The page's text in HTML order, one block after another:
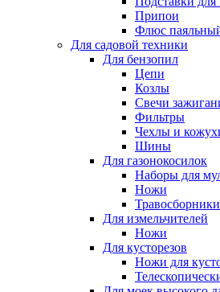
Припои
Флюс
Для садовой техники
Для бензопил
Цепи
Козлы
Свечи
Фильтры
Чехлы и
Шины
Для газонокосилок
Наборы для
Ножи
Травосборники
Для измельчителей
Ножи
Для кусторезов
Ножи для